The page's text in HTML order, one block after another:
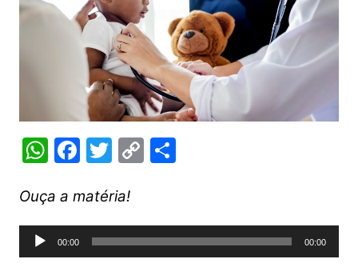
W
at
s
A
F
c
e
b
T
itt
er
C
y
Li
S
e
Ouça a matéria!
Tocador
de
00:00 00:00